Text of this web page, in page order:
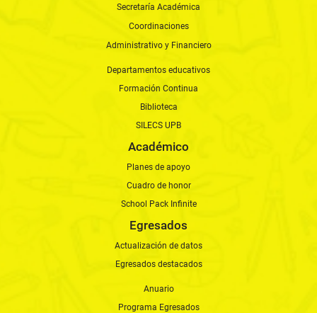
Secretaría Académica
Coordinaciones
Administrativo y Financiero
Departamentos educativos
Formación Continua
Biblioteca
SILECS UPB
Académico
Planes de apoyo
Cuadro de honor
School Pack Infinite
Egresados
Actualización de datos
Egresados destacados
Anuario
Programa Egresados